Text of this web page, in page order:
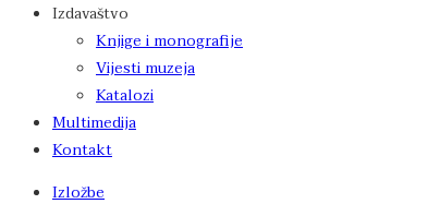
Izdavaštvo
Knjige i monografije
Vijesti muzeja
Katalozi
Multimedija
Kontakt
Izložbe